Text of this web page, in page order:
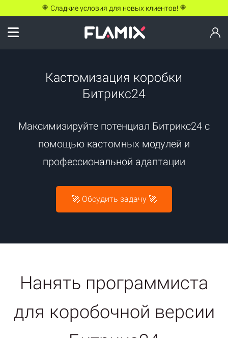
🍭 Сладкие условия для новых клиентов! 🍭
Кастомизация коробки
Битрикс24
Максимизируйте потенциал Битрикс24 с
помощью кастомных модулей и
профессиональной адаптации
🚀 Обсудить задачу 🚀
Нанять программиста
для коробочной версии